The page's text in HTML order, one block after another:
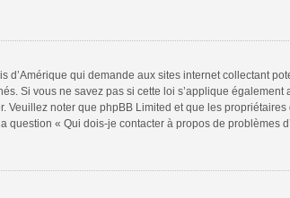
d’Amérique qui demande aux sites internet collectant
Si vous ne savez pas si cette loi s’applique
noter que phpBB Limited et que les
« Qui dois-je contacter à propos de problèmes